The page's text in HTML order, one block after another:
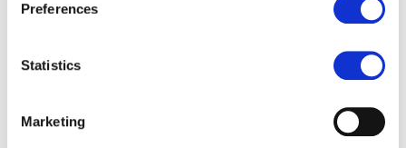
Preferences
Statistics
Marketing